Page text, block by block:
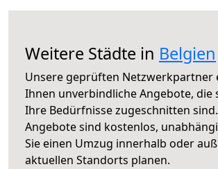
Weitere Städte in Belgien
Unsere geprüften Netzwerkpartner
Ihnen unverbindliche Angebote, die
Ihre Bedürfnisse zugeschnitten
Angebote sind kostenlos,
Sie einen Umzug innerhalb oder
aktuellen Standorts planen.